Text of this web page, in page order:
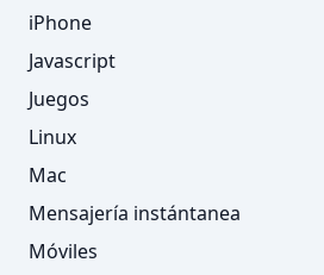
iPhone
Javascript
Juegos
Linux
Mac
Mensajería instántanea
Móviles